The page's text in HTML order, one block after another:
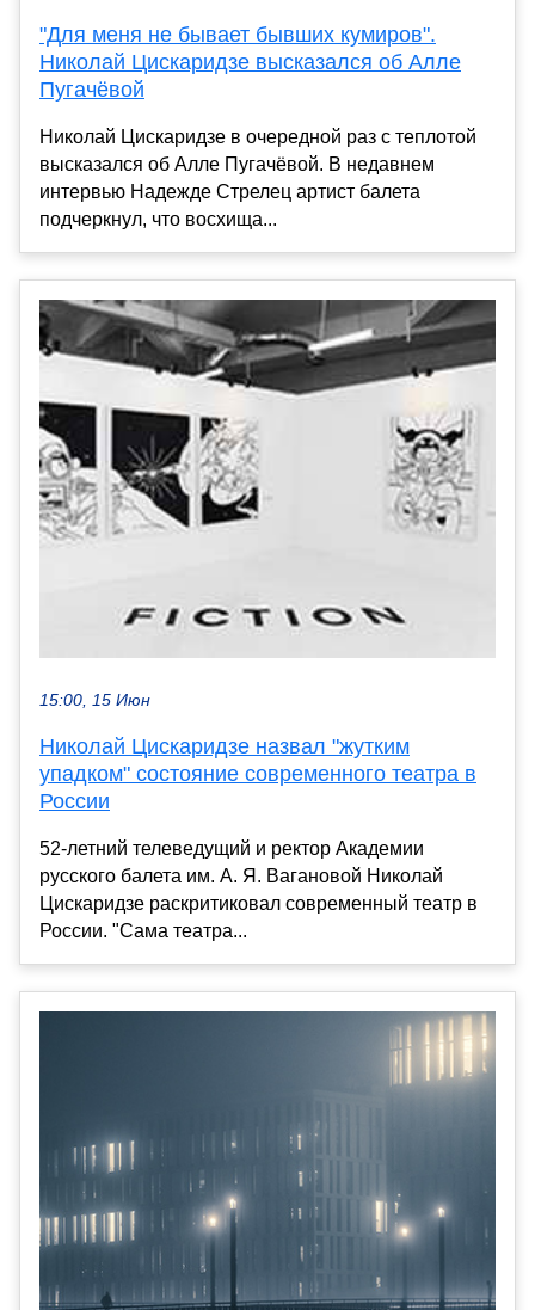
"Для меня не бывает бывших кумиров".
Николай Цискаридзе высказался об Алле
Пугачёвой
Николай Цискаридзе в очередной раз с теплотой
высказался об Алле Пугачёвой. В недавнем
интервью Надежде Стрелец артист балета
подчеркнул, что восхища...
15:00, 15 Июн
Николай Цискаридзе назвал "жутким
упадком" состояние современного театра в
России
52-летний телеведущий и ректор Академии
русского балета им. А. Я. Вагановой Николай
Цискаридзе раскритиковал современный театр в
России. "Сама театра...